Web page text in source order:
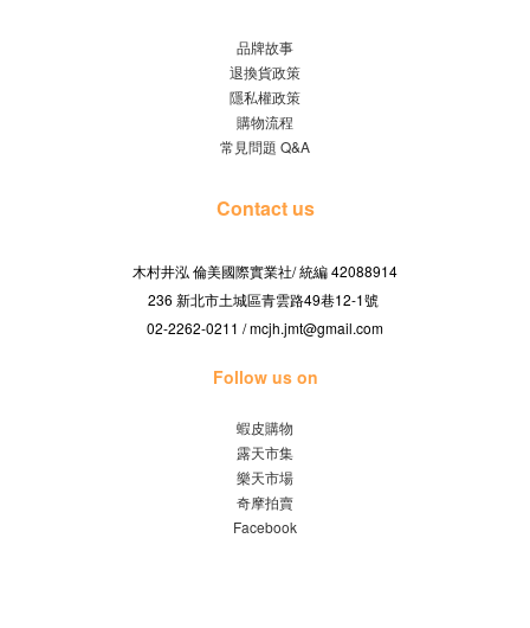
品牌故事
退換貨政策
隱私權政策
購物流程
常見問題 Q&A
Contact us
木村井泓 倫美國際實業社/統編 42088914
236 新北市土城區青雲路49巷12-1號
02-2262-0211 / mcjh.jmt@gmail.com
Follow us on
蝦皮購物
露天市集
樂天市場
奇摩拍賣
Facebook